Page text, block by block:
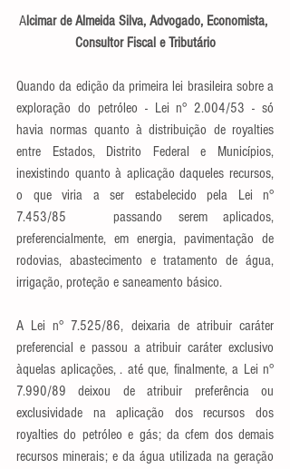
Alcimar de Almeida Silva, Advogado, Economista,
Consultor Fiscal e Tributário
Quando da edição da primeira lei brasileira sobre a
exploração do petróleo - Lei n° 2.004/53 - só
havia normas quanto à distribuição de royalties
entre Estados, Distrito Federal e Municípios,
inexistindo quanto à aplicação daqueles recursos,
o que viria a ser estabelecido pela Lei n°
7.453/85   passando serem aplicados,
preferencialmente, em energia, pavimentação de
rodovias, abastecimento e tratamento de água,
irrigação, proteção e saneamento básico.
A Lei n° 7.525/86, deixaria de atribuir caráter
preferencial e passou a atribuir caráter exclusivo
àquelas aplicações, . até que, finalmente, a Lei n°
7.990/89 deixou de atribuir preferência ou
exclusividade na aplicação dos recursos dos
royalties do petróleo e gás; da cfem dos demais
recursos minerais; e da água utilizada na geração